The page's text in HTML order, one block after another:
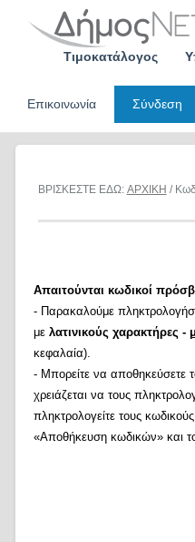
Τιμοκατάλογος
Επικοινωνία
Σύνδεση
ΒΡΙΣΚΕΣΤΕ ΕΔΩ: ΑΡΧΙΚΗ /
Απαιτούνται κωδικοί
- Παρακαλούμε
με λατινικούς χαρακτήρες -
κεφαλαία).
- Μπορείτε να αποθηκεύσετε
χρειάζεται να τους
πληκτρολογείτε τους
«Αποθήκευση κωδικών» και